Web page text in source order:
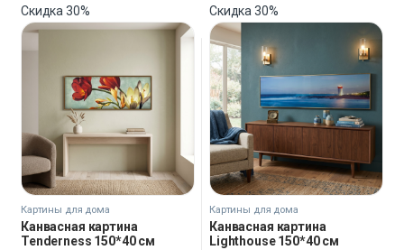
Скидка30%
Картины для дома
Канвасная картина
Tenderness 150*40 см
Скидка30%
Картины для дома
Канвасная картина
Lighthouse 150*40 см